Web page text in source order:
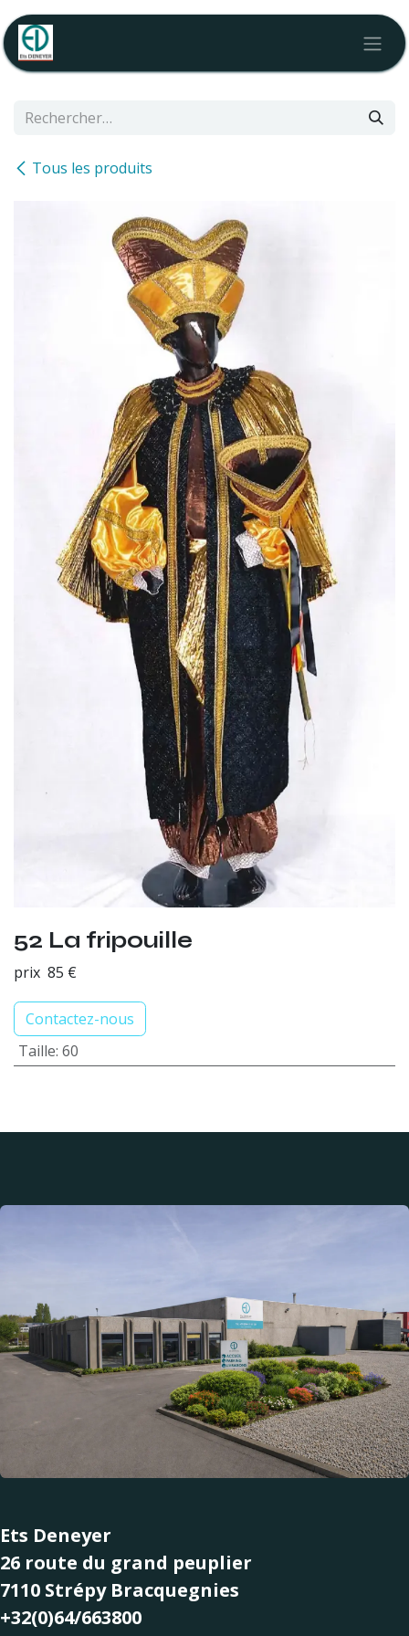
Se rendre au contenu
Tous les produits
52 La fripouille
prix 85 €
Contactez-nous
Taille: 60
Ets Deneyer
26 route du grand peuplier
7110 Strépy Bracquegnies
+32(0)64/663800